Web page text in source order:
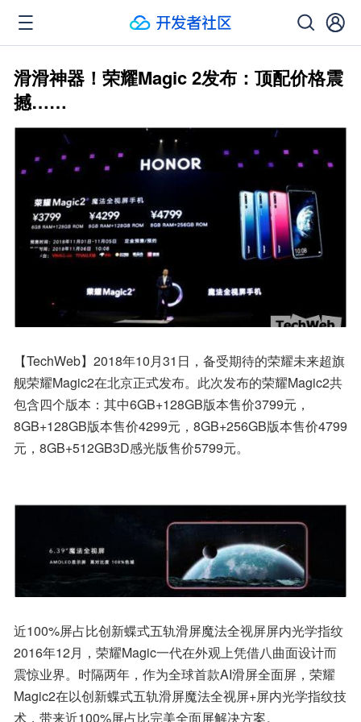
滑滑神器！荣耀Magic 2发布：顶配价格震
撼……
【TechWeb】2018年10月31日，备受期待的荣耀未来超旗
舰荣耀Magic2在北京正式发布。此次发布的荣耀Magic2共
包含四个版本：其中6GB+128GB版本售价3799元，
8GB+128GB版本售价4299元，8GB+256GB版本售价4799
元，8GB+512GB3D感光版售价5799元。
近100%屏占比创新蝶式五轨滑屏魔法全视屏屏内光学指纹
2016年12月，荣耀Magic一代在外观上凭借八曲面设计而
震惊业界。时隔两年，作为全球首款AI滑屏全面屏，荣耀
Magic2在以创新蝶式五轨滑屏魔法全视屏+屏内光学指纹技
术，带来近100%屏占比完美全面屏解决方案。